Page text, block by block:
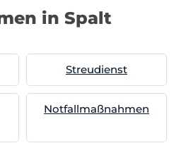
in Spalt
Streudienst
Notfallmaßnahmen